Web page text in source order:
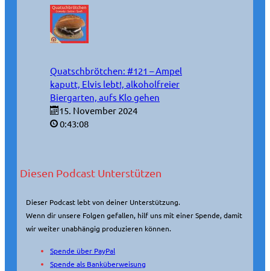
Quatschbrötchen: #121 – Ampel
kaputt, Elvis lebt!, alkoholfreier
Biergarten, aufs Klo gehen
15. November 2024
0:43:08
Diesen Podcast Unterstützen
Dieser Podcast lebt von deiner Unterstützung.
Wenn dir unsere Folgen gefallen, hilf uns mit einer Spende, damit
wir weiter unabhängig produzieren können.
Spende über PayPal
Spende als Banküberweisung